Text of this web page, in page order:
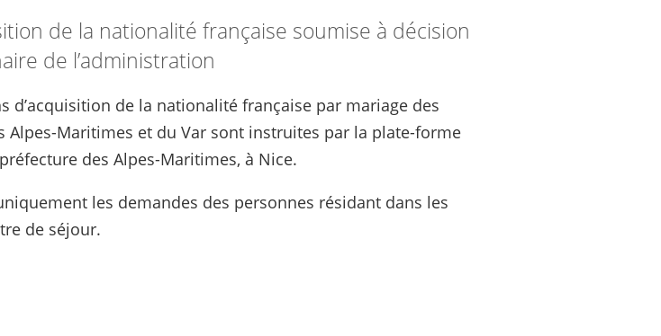
de la nationalité française soumise à décision
de l’administration
de la nationalité française par mariage des
Maritimes et du Var sont instruites par la plate-forme
des Alpes-Maritimes, à Nice.
les demandes des personnes résidant dans les
de séjour.